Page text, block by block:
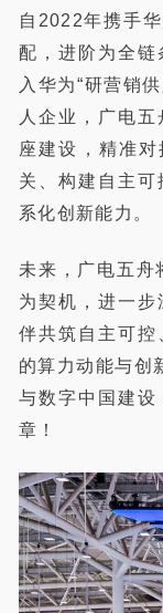
自 2022年携手
配，进阶 为全链
入华为“研营销
人企业，广电
座建设， 精准对
关、构建自主
系化创新能力。
未来，广电五舟
为契机，进一步
伴共筑自主可控
的算力动能与创
与数字中国建设
章！